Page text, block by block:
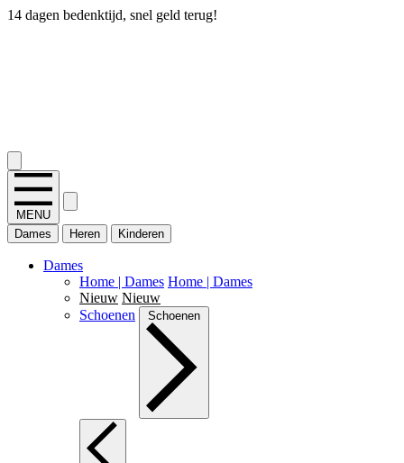
14 dagen bedenktijd, snel geld terug!
MENU
Dames
Heren Kinderen
Dames
Home | Dames Home | Dames
Nieuw Nieuw
Schoenen
Schoenen